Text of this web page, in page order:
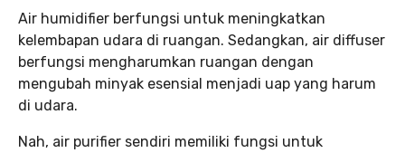
Air humidifier berfungsi untuk meningkatkan
kelembapan udara di ruangan. Sedangkan, air diffuser
berfungsi mengharumkan ruangan dengan
mengubah minyak esensial menjadi uap yang harum
di udara.
Nah, air purifier sendiri memiliki fungsi untuk